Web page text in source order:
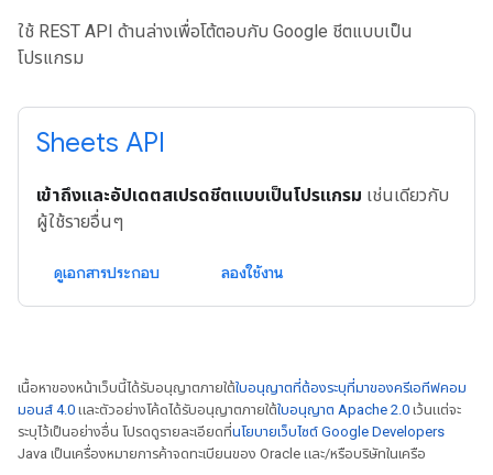
ใช้ REST API ด้านล่างเพื่อโต้ตอบกับ Google ชีตแบบเป็น
โปรแกรม
Sheets API
เข้าถึงและอัปเดตสเปรดชีตแบบเป็นโปรแกรม เช่นเดียวกับ
ผู้ใช้รายอื่นๆ
ดูเอกสารประกอบ ลองใช้งาน
เนื้อหาของหน้าเว็บนี้ได้รับอนุญาตภายใต้ใบอนุญาตที่ต้องระบุที่มาของครีเอทีฟคอม
มอนส์ 4.0 และตัวอย่างโค้ดได้รับอนุญาตภายใต้ใบอนุญาต Apache 2.0 เว้นแต่จะ
ระบุไว้เป็นอย่างอื่น โปรดดูรายละเอียดที่นโยบายเว็บไซต์ Google Developers
Java เป็นเครื่องหมายการค้าจดทะเบียนของ Oracle และ/หรือบริษัทในเครือ